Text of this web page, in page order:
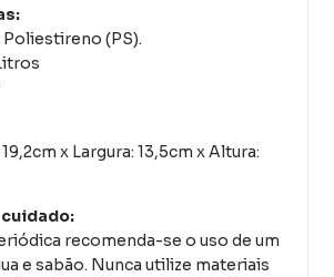
(PS).
x Largura: 13,5cm x Altura:
recomenda-se o uso de um
e sabão. Nunca utilize materiais